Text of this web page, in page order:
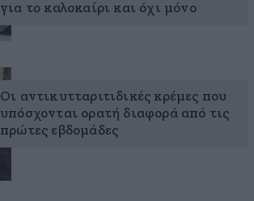
για το καλοκαίρι και όχι μόνο
Οι αντικυτταριτιδικές κρέμες που
υπόσχονται ορατή διαφορά από τις
πρώτες εβδομάδες